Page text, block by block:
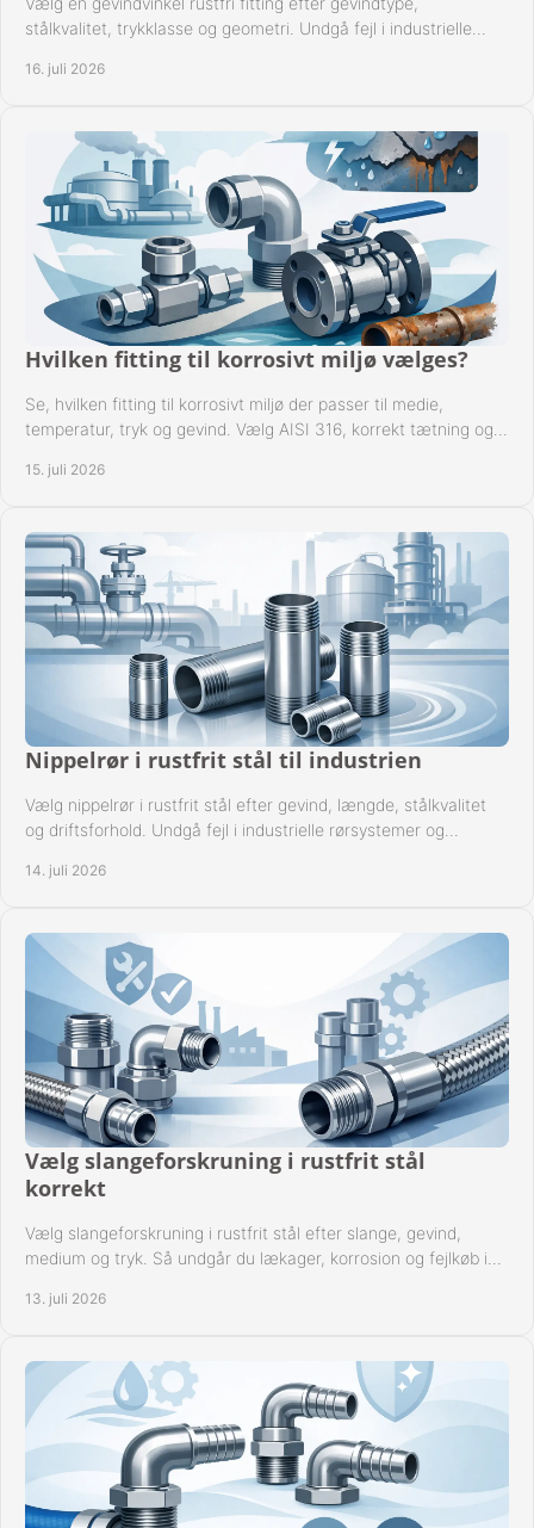
stålkvalitet, trykklasse og geometri. Undgå fejl i industrielle
16. juli 2026
Hvilken fitting til korrosivt miljø vælges?
Se, hvilken fitting til korrosivt miljø der passer til medie,
temperatur, tryk og gevind. Vælg AISI 316, korrekt tætning og
15. juli 2026
Nippelrør i rustfrit stål til industrien
Vælg nippelrør i rustfrit stål efter gevind, længde, stålkvalitet
og driftsforhold. Undgå fejl i industrielle rørsystemer og
14. juli 2026
Vælg slangeforskruning i rustfrit stål
korrekt
Vælg slangeforskruning i rustfrit stål efter slange, gevind,
medium og tryk. Så undgår du lækager, korrosion og fejlkøb i
13. juli 2026